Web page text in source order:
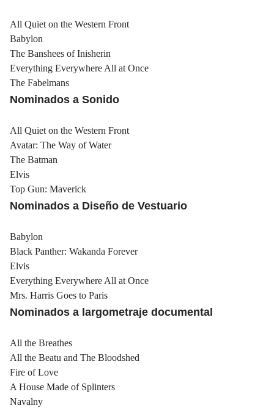
All Quiet on the Western Front
Babylon
The Banshees of Inisherin
Everything Everywhere All at Once
The Fabelmans
Nominados a Sonido
All Quiet on the Western Front
Avatar: The Way of Water
The Batman
Elvis
Top Gun: Maverick
Nominados a Diseño de Vestuario
Babylon
Black Panther: Wakanda Forever
Elvis
Everything Everywhere All at Once
Mrs. Harris Goes to Paris
Nominados a largometraje documental
All the Breathes
All the Beatu and The Bloodshed
Fire of Love
A House Made of Splinters
Navalny